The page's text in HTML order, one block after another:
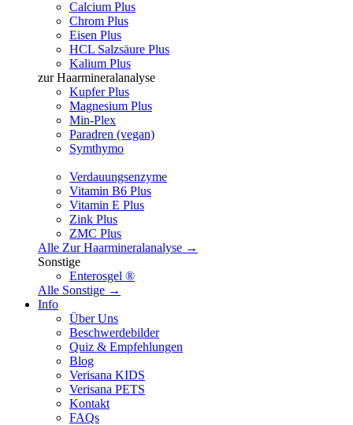
Calcium Plus
Chrom Plus
Eisen Plus
HCL Salzsäure Plus
Kalium Plus
zur Haarmineralanalyse
Kupfer Plus
Magnesium Plus
Min-Plex
Paradren (vegan)
Symthymo
Verdauungsenzyme
Vitamin B6 Plus
Vitamin E Plus
Zink Plus
ZMC Plus
Alle Zur Haarmineralanalyse →
Sonstige
Enterosgel ®
Alle Sonstige →
Info
Über Uns
Beschwerdebilder
Quiz & Empfehlungen
Blog
Verisana KIDS
Verisana PETS
Kontakt
FAQs